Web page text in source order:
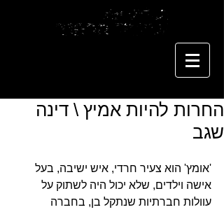
החרות להיות אמיץ \ דינה
שגב
'אומץ' הוא צעיר חרדי, איש ישיבה, בעל
אישה וילדים, שלא יכול היה לשתוק על
עוולות חברתיות שנתקל בן, בחברה